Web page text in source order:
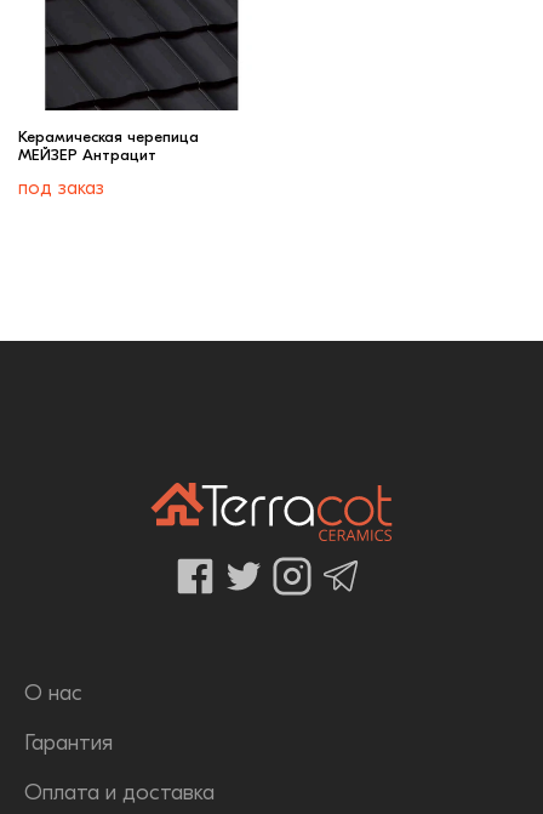
Керамическая черепица
МЕЙЗЕР Антрацит
под заказ
О нас
Гарантия
Оплата и доставка